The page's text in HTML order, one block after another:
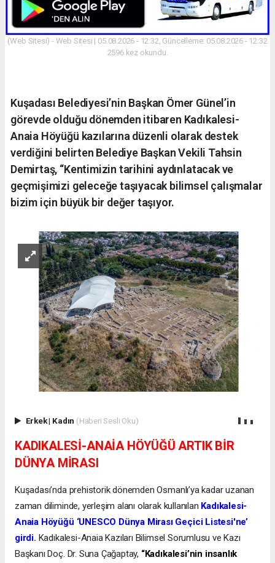
(Web Sitesi) - Web Sitesi | 05.08.2026 - 12:32, Güncelleme: 05.08.2026 - 12:32
2596 kez okundu.
Kuşadası Belediyesi’nin Başkan Ömer Günel’in
görevde olduğu dönemden itibaren Kadıkalesi-
Anaia Höyüğü kazılarına düzenli olarak destek
verdiğini belirten Belediye Başkan Vekili Tahsin
Demirtaş, “Kentimizin tarihini aydınlatacak ve
geçmişimizi geleceğe taşıyacak bilimsel çalışmalar
bizim için büyük bir değer taşıyor.
Erkek| Kadın (Haberi Sesli Oku)
KADIKALESİ-ANAİA HÖYÜĞÜ ARTIK BİR
DÜNYA MİRASI
Kuşadası’nda prehistorik dönemden Osmanlı’ya kadar uzanan
zaman diliminde, yerleşim alanı olarak kullanılan Kadıkalesi-
Anaia Höyüğü ‘UNESCO Dünya Mirası Geçici Listesi'ne’
girdi. Kadıkalesi-Anaia Kazıları Bilimsel Sorumlusu ve Kazı
Başkanı Doç. Dr. Suna Çağaptay, “Kadıkalesi’nin insanlık